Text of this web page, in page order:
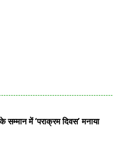
में ‘पराक्रम दिवस’ मनाया